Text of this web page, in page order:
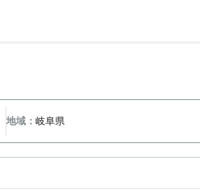
地域：岐阜県